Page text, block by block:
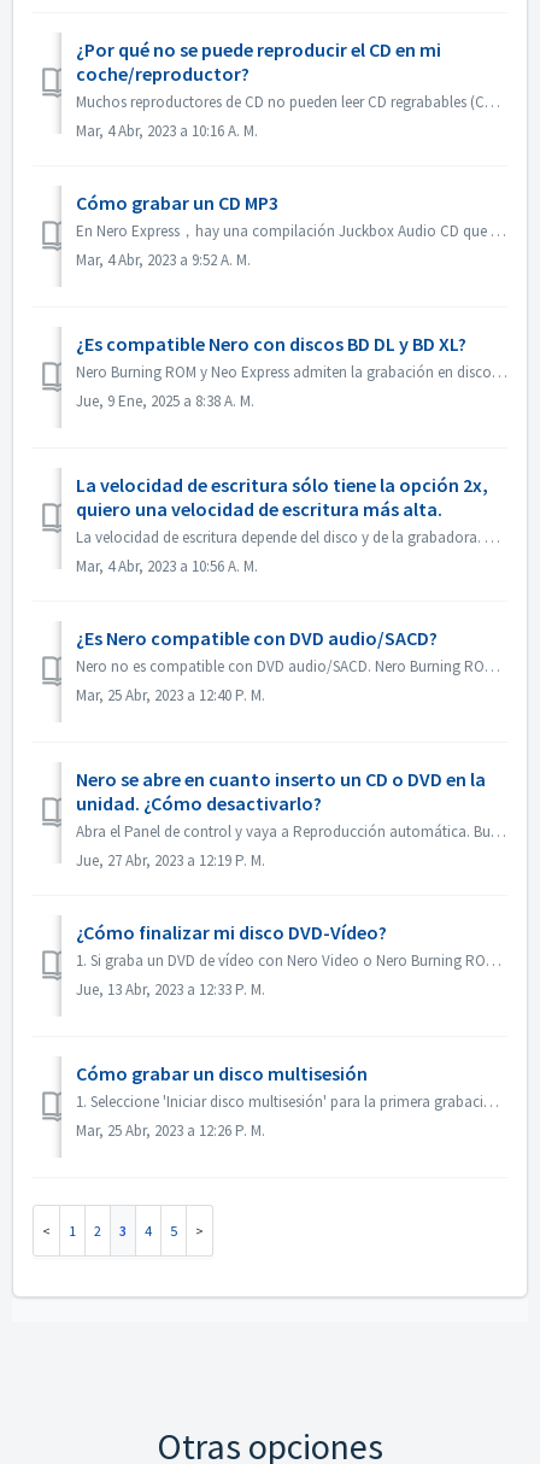
¿Por qué no se puede reproducir el CD en mi
coche/reproductor?
Muchos reproductores de CD no pueden leer CD regrabables (CD-RW). Por lo tanto, debes utilizar CD-ROM normales para grabar CD de audio.
Mar, 4 Abr, 2023 a 10:16 A. M.
Cómo grabar un CD MP3
En Nero Express，hay una compilación Juckbox Audio CD que crea un CD con todos sus archivos MP3, WMA, o Nero AAC favoritos que se pueden reproducir en cualqu...
Mar, 4 Abr, 2023 a 9:52 A. M.
¿Es compatible Nero con discos BD DL y BD XL?
Nero Burning ROM y Neo Express admiten la grabación en discos BD DL (50 GB) y BD XL (100 GB y 128 GB). Nero Video permite grabar discos BD DL (50 GB). No es...
Jue, 9 Ene, 2025 a 8:38 A. M.
La velocidad de escritura sólo tiene la opción 2x,
quiero una velocidad de escritura más alta.
La velocidad de escritura depende del disco y de la grabadora. Nero Burning ROM detecta automáticamente la grabadora y el disco y muestra la velocidad de es...
Mar, 4 Abr, 2023 a 10:56 A. M.
¿Es Nero compatible con DVD audio/SACD?
Nero no es compatible con DVD audio/SACD. Nero Burning ROM sólo admite la grabación de CD de audio en 44100 hz.
Mar, 25 Abr, 2023 a 12:40 P. M.
Nero se abre en cuanto inserto un CD o DVD en la
unidad. ¿Cómo desactivarlo?
Abra el Panel de control y vaya a Reproducción automática. Busca la configuración de cada DVD o CD. Selecciona "Preguntarme cada vez" o "No r...
Jue, 27 Abr, 2023 a 12:19 P. M.
¿Cómo finalizar mi disco DVD-Vídeo?
1. Si graba un DVD de vídeo con Nero Video o Nero Burning ROM, el disco se finalizará automáticamente y se podrá reproducir en la mayoría de los reproductor...
Jue, 13 Abr, 2023 a 12:33 P. M.
Cómo grabar un disco multisesión
1. Seleccione 'Iniciar disco multisesión' para la primera grabación. 2. Vuelva a insertar el disco grabado. Seleccione 'Continuar disco multi...
Mar, 25 Abr, 2023 a 12:26 P. M.
1 2 3 4 5
Otras opciones